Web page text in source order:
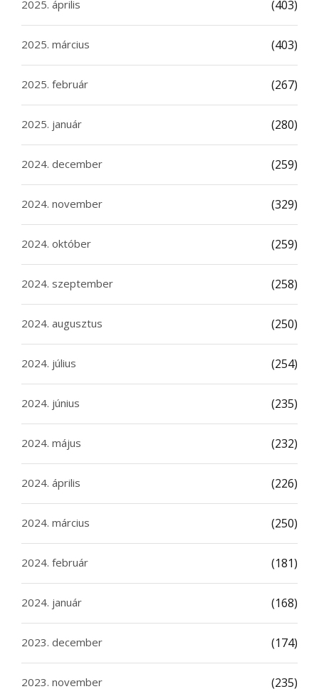
2025. április (403)
2025. március (403)
2025. február (267)
2025. január (280)
2024. december (259)
2024. november (329)
2024. október (259)
2024. szeptember (258)
2024. augusztus (250)
2024. július (254)
2024. június (235)
2024. május (232)
2024. április (226)
2024. március (250)
2024. február (181)
2024. január (168)
2023. december (174)
2023. november (235)